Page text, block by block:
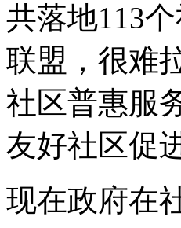
共落地113
联盟，很难
社区普惠服
友好社区促
现在政府在